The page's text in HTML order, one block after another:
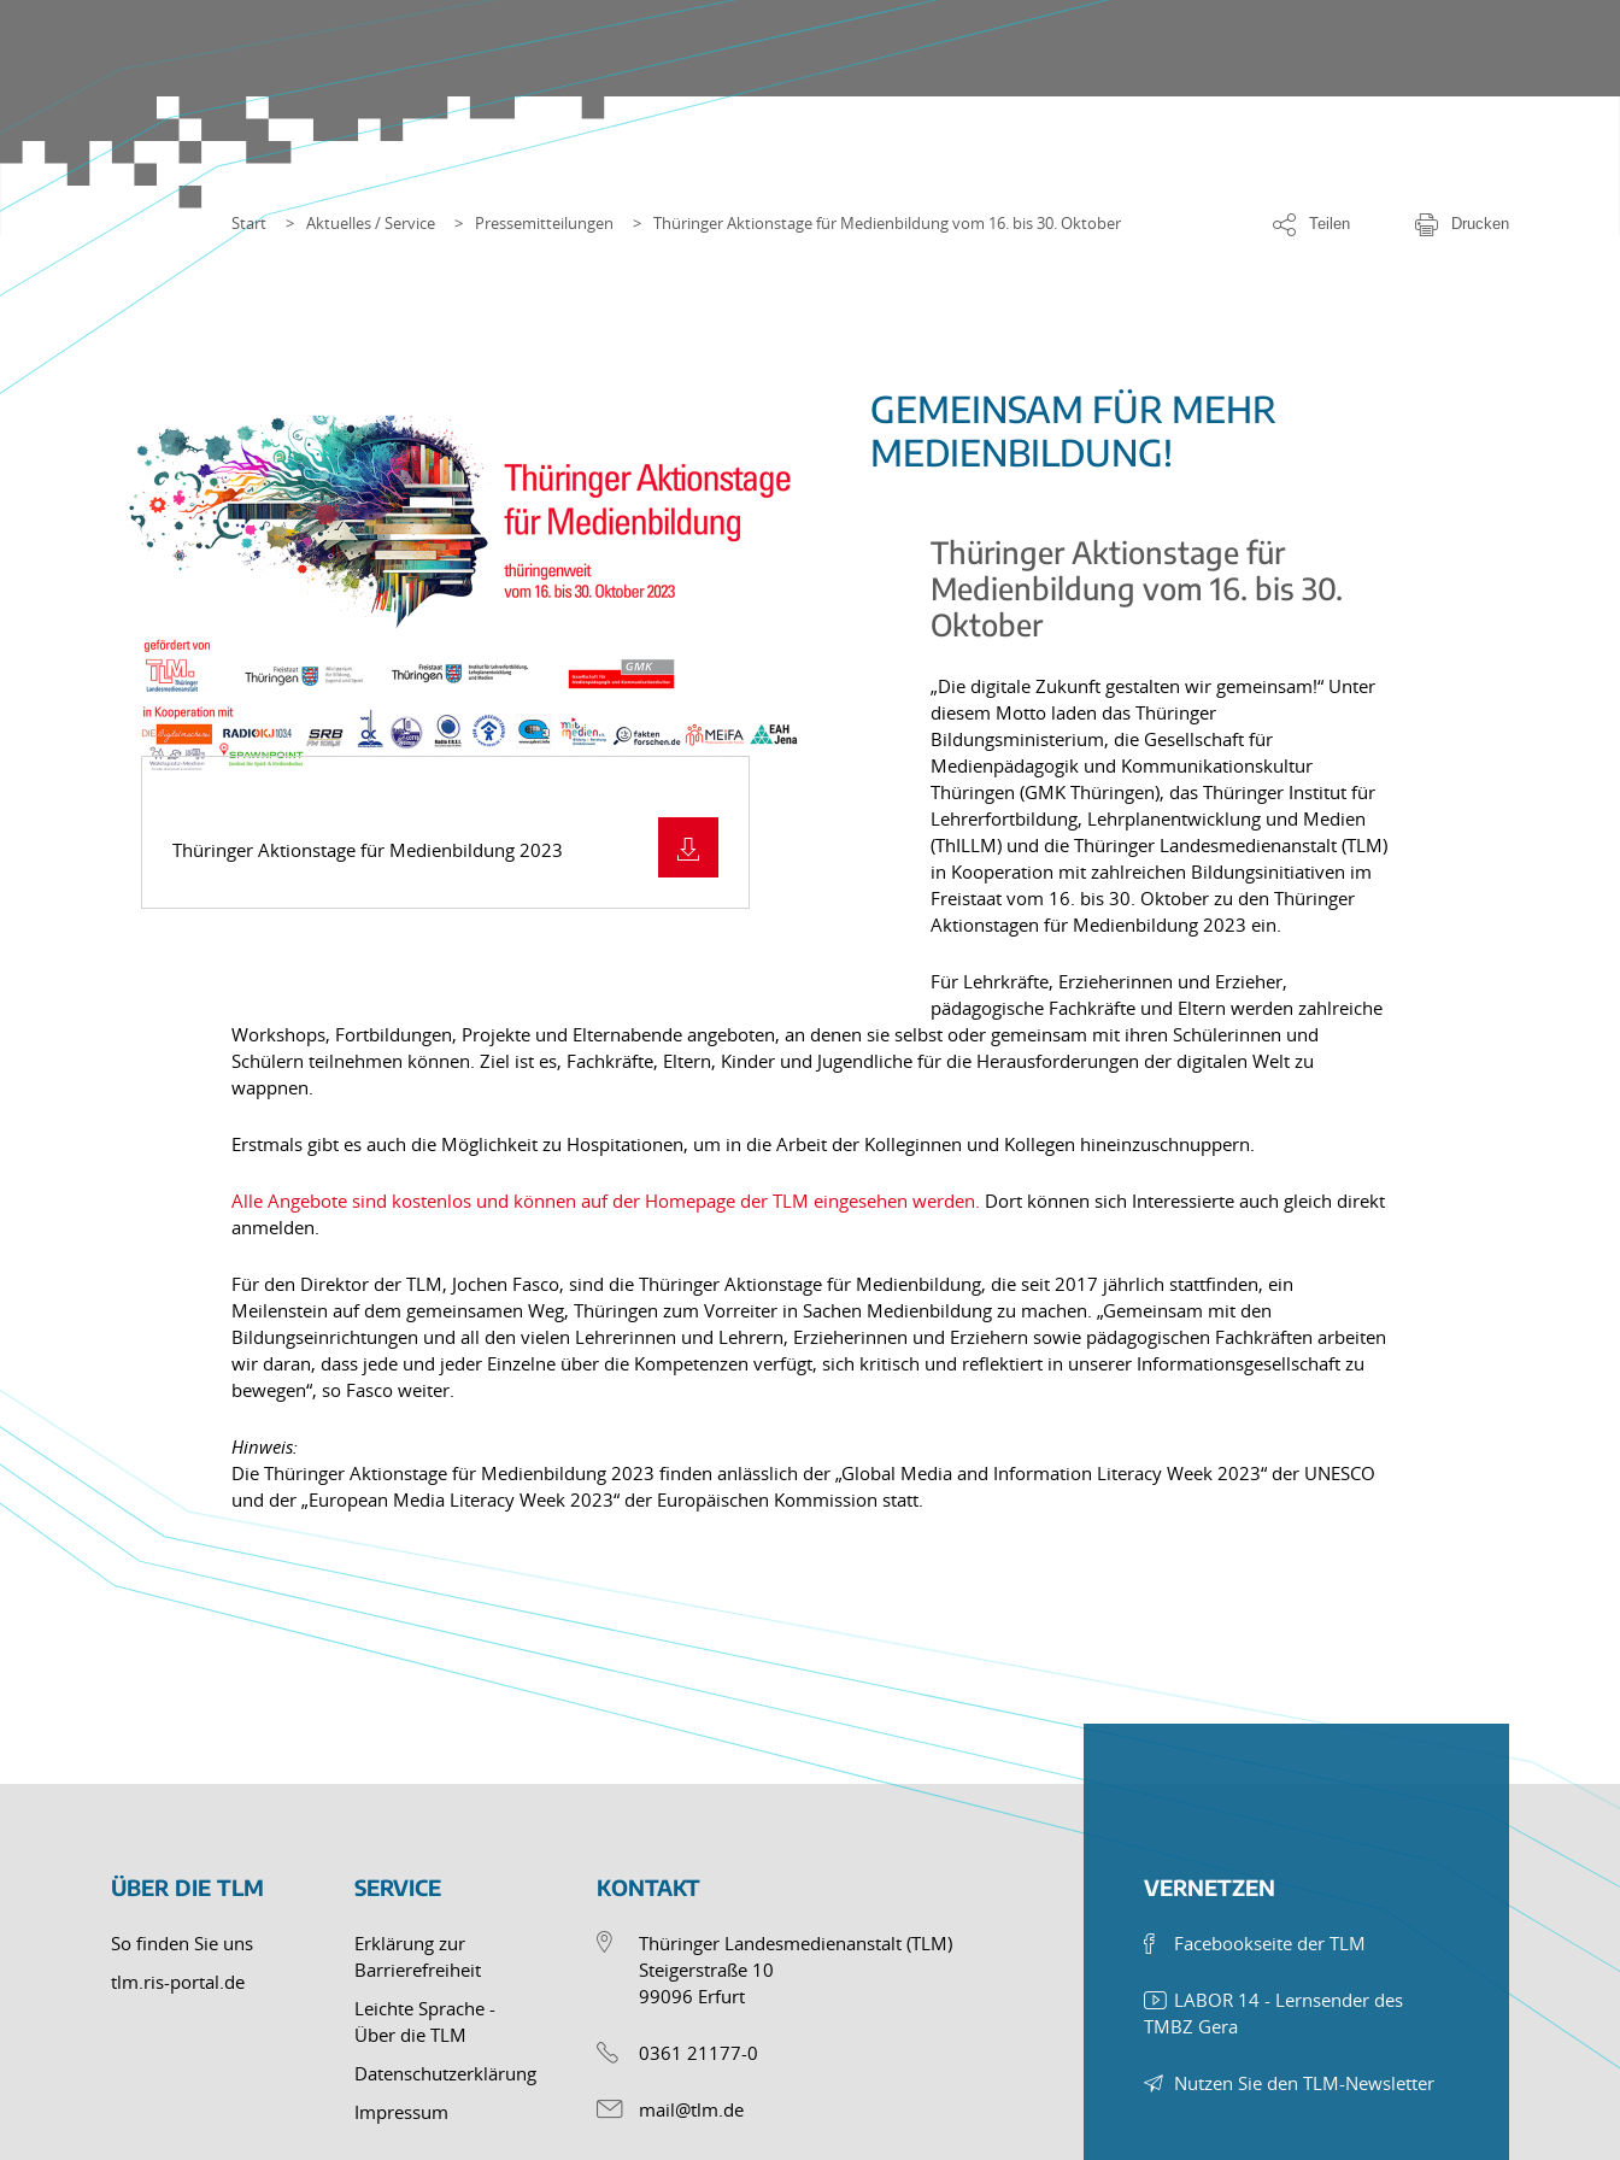
Start Aktuelles / Service Pressemitteilungen Thüringer Aktionstage für Medienbildung vom 16. bis 30. Oktober Teilen Drucken
Thüringer Aktionstage für Medienbildung 2023
GEMEINSAM FÜR MEHR
MEDIENBILDUNG!
Thüringer Aktionstage für
Medienbildung vom 16. bis 30.
Oktober
„Die digitale Zukunft gestalten wir gemeinsam!“ Unter
diesem Motto laden das Thüringer
Bildungsministerium, die Gesellschaft für
Medienpädagogik und Kommunikationskultur
Thüringen (GMK Thüringen), das Thüringer Institut für
Lehrerfortbildung, Lehrplanentwicklung und Medien
(ThILLM) und die Thüringer Landesmedienanstalt (TLM)
in Kooperation mit zahlreichen Bildungsinitiativen im
Freistaat vom 16. bis 30. Oktober zu den Thüringer
Aktionstagen für Medienbildung 2023 ein.
Für Lehrkräfte, Erzieherinnen und Erzieher,
pädagogische Fachkräfte und Eltern werden zahlreiche
Workshops, Fortbildungen, Projekte und Elternabende angeboten, an denen sie selbst oder gemeinsam mit ihren Schülerinnen und
Schülern teilnehmen können. Ziel ist es, Fachkräfte, Eltern, Kinder und Jugendliche für die Herausforderungen der digitalen Welt zu
wappnen.
Erstmals gibt es auch die Möglichkeit zu Hospitationen, um in die Arbeit der Kolleginnen und Kollegen hineinzuschnuppern.
Alle Angebote sind kostenlos und können auf der Homepage der TLM eingesehen werden. Dort können sich Interessierte auch gleich direkt
anmelden.
Für den Direktor der TLM, Jochen Fasco, sind die Thüringer Aktionstage für Medienbildung, die seit 2017 jährlich stattfinden, ein
Meilenstein auf dem gemeinsamen Weg, Thüringen zum Vorreiter in Sachen Medienbildung zu machen. „Gemeinsam mit den
Bildungseinrichtungen und all den vielen Lehrerinnen und Lehrern, Erzieherinnen und Erziehern sowie pädagogischen Fachkräften arbeiten
wir daran, dass jede und jeder Einzelne über die Kompetenzen verfügt, sich kritisch und reflektiert in unserer Informationsgesellschaft zu
bewegen“, so Fasco weiter.
Hinweis:
Die Thüringer Aktionstage für Medienbildung 2023 finden anlässlich der „Global Media and Information Literacy Week 2023“ der UNESCO
und der „European Media Literacy Week 2023“ der Europäischen Kommission statt.
ÜBER DIE TLM
So finden Sie uns
tlm.ris-portal.de
SERVICE
Erklärung zur
Barrierefreiheit
Leichte Sprache -
Über die TLM
Datenschutzerklärung
Impressum
KONTAKT
Thüringer Landesmedienanstalt (TLM)
Steigerstraße 10
99096 Erfurt
0361 21177-0
mail@tlm.de
VERNETZEN
Facebookseite der TLM
LABOR 14 - Lernsender des
TMBZ Gera
Nutzen Sie den TLM-Newsletter